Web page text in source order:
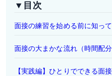
▼目次
面接の練習を始める前に知っ
面接の大まかな流れ（時間配分
【実践編】ひとりでできる面